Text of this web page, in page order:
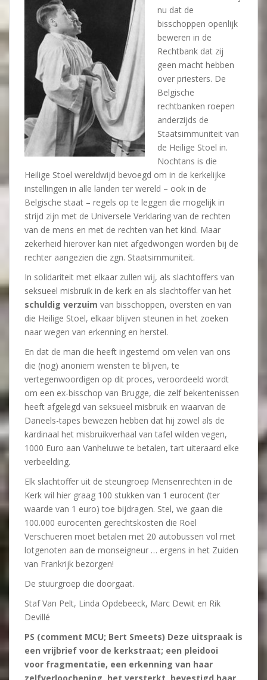
nu dat de
bisschoppen openlijk
beweren in de
Rechtbank dat zij
geen macht hebben
over priesters. De
Belgische
rechtbanken roepen
anderzijds de
Staatsimmuniteit van
de Heilige Stoel in.
Nochtans is die
Heilige Stoel wereldwijd bevoegd om in de kerkelijke
instellingen in alle landen ter wereld – ook in de
Belgische staat – regels op te leggen die mogelijk in
strijd zijn met de Universele Verklaring van de rechten
van de mens en met de rechten van het kind. Maar
zekerheid hierover kan niet afgedwongen worden bij de
rechter aangezien die zgn. Staatsimmuniteit.
In solidariteit met elkaar zullen wij, als slachtoffers van
seksueel misbruik in de kerk en als slachtoffer van het
schuldig verzuim van bisschoppen, oversten en van
die Heilige Stoel, elkaar blijven steunen in het zoeken
naar wegen van erkenning en herstel.
En dat de man die heeft ingestemd om velen van ons
die (nog) anoniem wensten te blijven, te
vertegenwoordigen op dit proces, veroordeeld wordt
om een ex-bisschop van Brugge, die zelf bekentenissen
heeft afgelegd van seksueel misbruik en waarvan de
Daneels-tapes bewezen hebben dat hij zowel als de
kardinaal het misbruikverhaal van tafel wilden vegen,
1000 Euro aan Vanheluwe te betalen, tart uiteraard elke
verbeelding.
Elk slachtoffer uit de steungroep Mensenrechten in de
Kerk wil hier graag 100 stukken van 1 eurocent (ter
waarde van 1 euro) toe bijdragen. Stel, we gaan die
100.000 eurocenten gerechtskosten die Roel
Verschueren moet betalen met 20 autobussen vol met
lotgenoten aan de monseigneur … ergens in het Zuiden
van Frankrijk bezorgen!
De stuurgroep die doorgaat.
Staf Van Pelt, Linda Opdebeeck, Marc Dewit en Rik
Devillé
PS (comment MCU; Bert Smeets) Deze uitspraak is
een vrijbrief voor de kerkstraat; een pleidooi
voor fragmentatie, een erkenning van haar